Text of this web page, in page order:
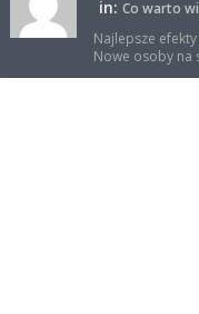
in: Co warto
Najlepsze
Nowe osoby na